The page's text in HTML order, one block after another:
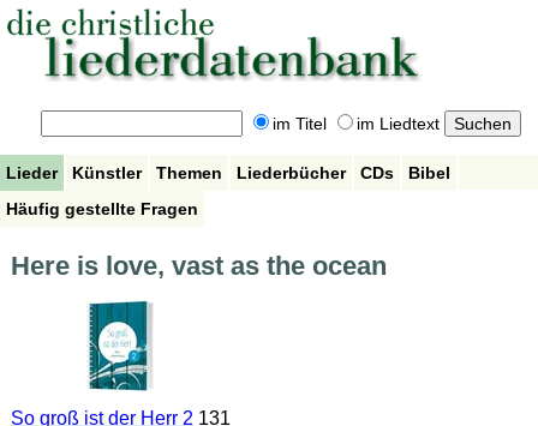
im Titel im Liedtext
Lieder Künstler Themen Liederbücher CDs
Bibel
Häufig gestellte Fragen
Here is love, vast as the ocean
So groß ist der Herr 2 131